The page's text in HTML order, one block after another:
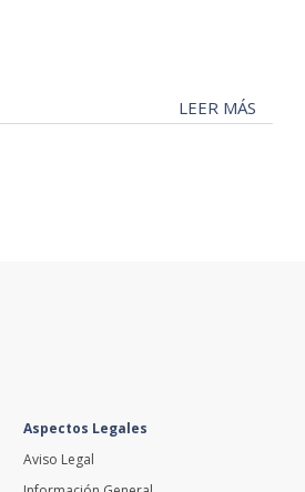
LEER MÁS
Aspectos Legales
Aviso Legal